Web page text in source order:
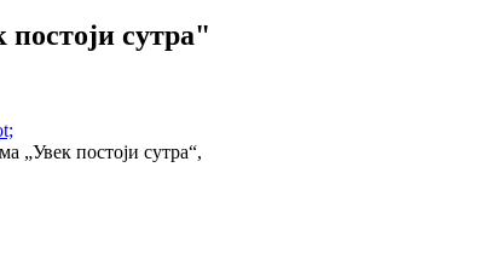
сутра"
„Увек постоји сутра“,